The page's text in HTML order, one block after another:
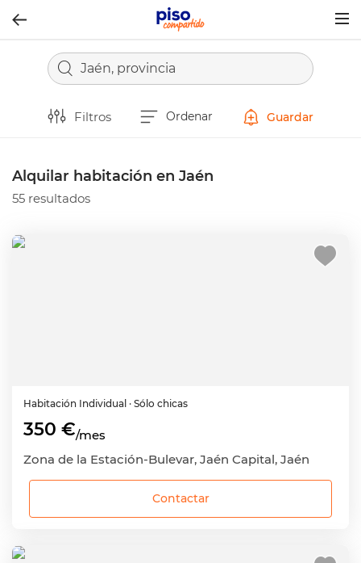
Jaén, provincia
Filtros Ordenar Guardar
Alquilar habitación en Jaén
55 resultados
Habitación Individual · Sólo chicas
350 €/mes
Zona de la Estación-Bulevar, Jaén Capital, Jaén
Contactar